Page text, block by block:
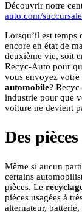
Découvrir notre
auto.com/
Lorsqu’il est
encore en état de
deuxième vie, soit
Recyc-Auto pour
vous envoyez votre
automobile?
industrie pour que
voiture ne devient
Des
Même si aucun
certains
pièces. Le
pièces usagées à
alternateur,